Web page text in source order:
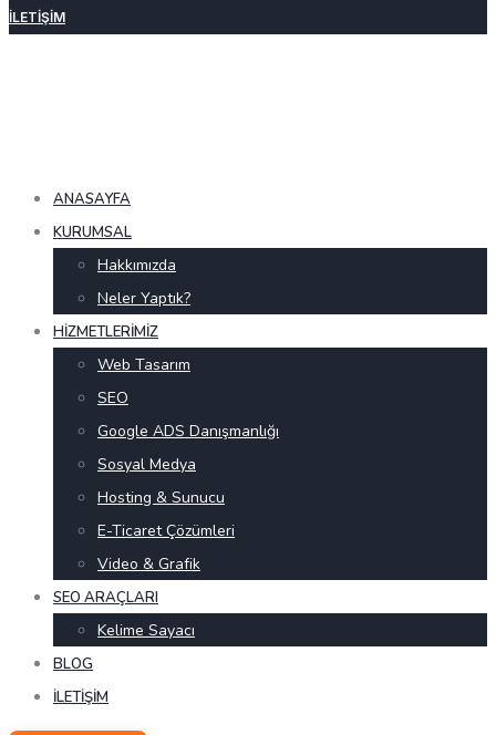
İLETIŞIM
ANASAYFA
KURUMSAL
Hakkımızda
Neler Yaptık?
HIZMETLERIMIZ
Web Tasarım
SEO
Google ADS Danışmanlığı
Sosyal Medya
Hosting & Sunucu
E-Ticaret Çözümleri
Video & Grafik
SEO ARAÇLARI
Kelime Sayacı
BLOG
İLETIŞIM